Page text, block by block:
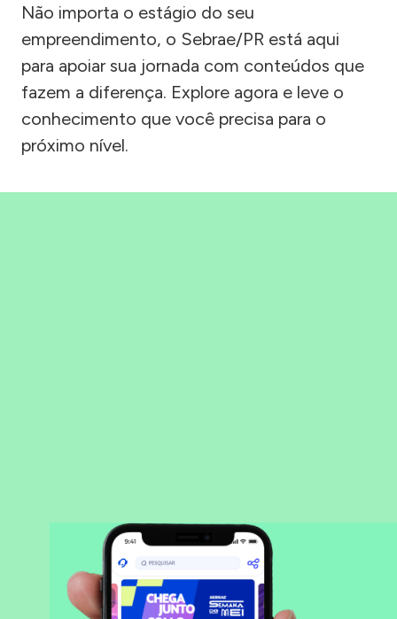
Não importa o estágio do seu
empreendimento, o Sebrae/PR está aqui
para apoiar sua jornada com conteúdos que
fazem a diferença. Explore agora e leve o
conhecimento que você precisa para o
próximo nível.